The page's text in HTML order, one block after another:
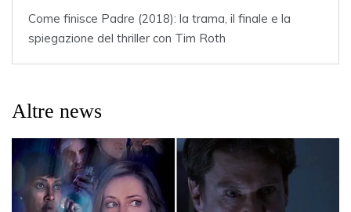
Come finisce Padre (2018): la trama, il finale e la
spiegazione del thriller con Tim Roth
Altre news